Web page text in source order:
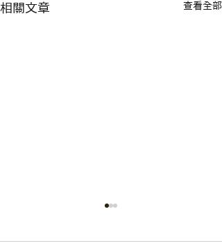
相關文章 查看全部